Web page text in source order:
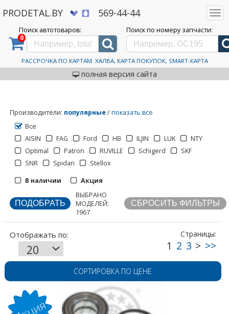
PRODETAL.BY 569-44-44
Поиск автотоваров:
0
Поиск по номеру запчасти:
РАССРОЧКА ПО КАРТАМ: ХАЛВА, КАРТА ПОКУПОК, SMART-КАРТА
полная версия сайта
Дискаунтер автозапчастей PRODETAL.BY > Каталог
автотоваров
Автозапчасти Подшипники
Подшипники
Производители: популярные/показать все
Все
AISIN
FAG Ford HB ILJIN LUK
NTY
Optimal
Patron RUVILLE Schigerd
SKF
SNR
Spidan
Stellox
В наличии
Акция
ВЫБРАНО
МОДЕЛЕЙ:
1967
Отображать по:
СОРТИРОВКА ПО ЦЕНЕ